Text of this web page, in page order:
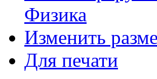
Физика
Изменить
Для печати